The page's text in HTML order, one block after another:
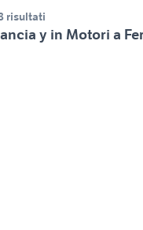
risultati
y in Motori a